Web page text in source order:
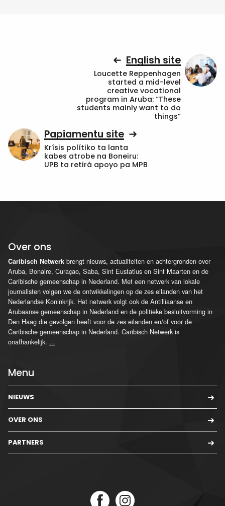
English site
Loucette Reppenhagen
started a mid-level
creative vocational
program in Aruba: “These
students mainly want to do
things”
Papiamentu site
Krísis polítiko ta lanta
kabes atrobe na Boneiru:
UPB ta retirá apoyo pa MPB
Over ons
Caribisch Netwerk brengt nieuws, actualiteiten en achtergronden over
Aruba, Bonaire, Curaçao, Saba, Sint Eustatius en Sint Maarten en de
Caribische gemeenschap in Nederland. Met een netwerk van lokale
journalisten volgen we de ontwikkelingen op de zes eilanden van het
Nederlandse Koninkrijk. Het netwerk volgt ook de Antilliaanse en
Arubaanse gemeenschap in Nederland en de politieke besluitvorming in
Den Haag die gevolgen heeft voor de zes eilanden en/of voor de
Caribische gemeenschap in Nederland. Caribisch Netwerk is
onafhankelijk. ...
Menu
NIEUWS
OVER ONS
PARTNERS